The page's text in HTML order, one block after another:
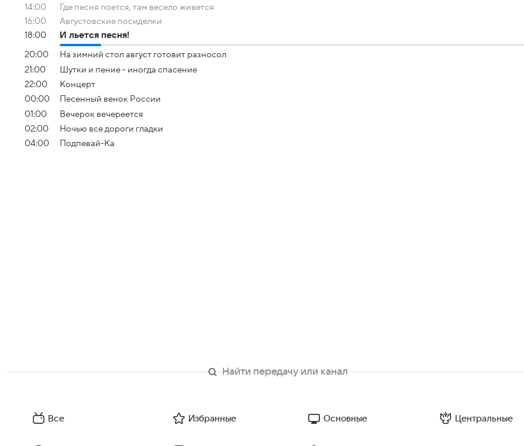
14:00
Где песня поется, там весело живется
16:00
Августовские посиделки
18:00
И льется песня!
20:00
На зимний стол август готовит разносол
21:00
Шутки и пение - иногда спасение
22:00
Концерт
00:00
Песенный венок России
01:00
Вечерок вечереется
02:00
Ночью все дороги гладки
04:00
Подпевай-Ка
Все Избранные Основные Центральные